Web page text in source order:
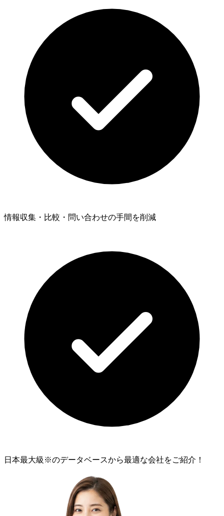
情報収集・比較・問い合わせの手間を削減
日本最大級 ※のデータベースから最適な会社をご紹介！